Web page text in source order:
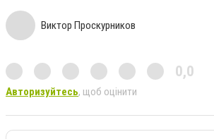
Виктор Проскурников
0,0
Авторизуйтесь, щоб оцінити